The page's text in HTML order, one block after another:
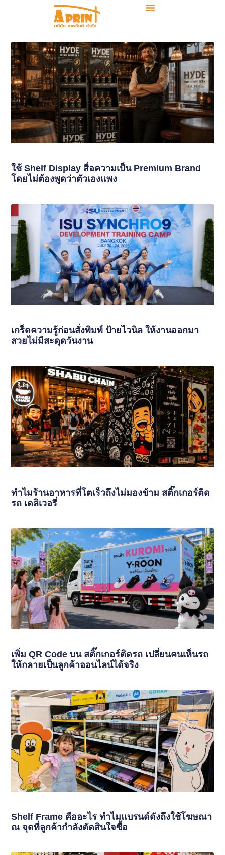
ใช้ Shelf Display สื่อความเป็น Premium Brand
โดยไม่ต้องพูดว่าตัวเองแพง
เกร็ดความรู้ก่อนสั่งพิมพ์ ป้ายไวนิล ให้งานออกมา
สวยไม่มีสะดุดวันงาน
ทำไมร้านอาหารที่โตเร็วถึงไม่มองข้าม สติ๊กเกอร์ติด
รถ เดลิเวอรี่
เพิ่ม QR Code บน สติ๊กเกอร์ติดรถ เปลี่ยนคนเห็นรถ
ให้กลายเป็นลูกค้าออนไลน์ได้จริง
Shelf Frame คืออะไร ทำไมแบรนด์ดังถึงใช้โฆษณา
ณ จุดที่ลูกค้ากำลังตัดสินใจซื้อ